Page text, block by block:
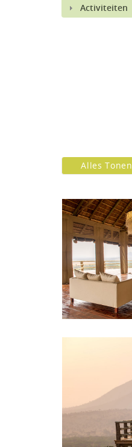
Activiteiten
Alles Tonen